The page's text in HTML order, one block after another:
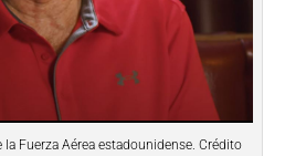
la Fuerza Aérea estadounidense. Crédito